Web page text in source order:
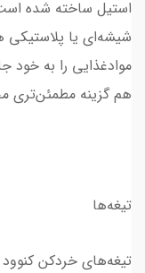
استیل ساخته شده
شیشه‌ای یا
موادغذایی را به خود
هم گزینه
تیغه‌ها
تیغه‌های خردکن